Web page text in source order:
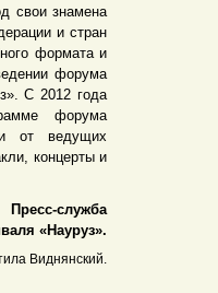
свои знамена
и стран
формата и
форума
С 2012 года
форума
от ведущих
концерты и
Пресс-служба
«Науруз».
Виднянский.